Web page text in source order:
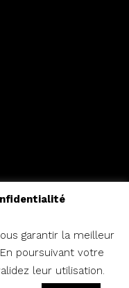
/ Voyagistes / Licence
garantir la meilleur
poursuivant votre
leur utilisation.